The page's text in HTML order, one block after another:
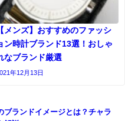
【メンズ】おすすめのファッシ
ン時計ブランド13選！おしゃ
なブランド厳選
年12月13日
ブランドイメージとは？チャラ